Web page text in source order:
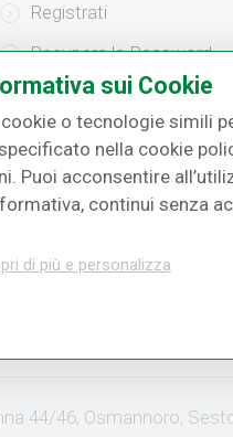
Registrati
Recupera la Password
Effettua un Reso
44/46, Osmannoro,
sui Cookie
o tecnologie simili
nella cookie
Puoi acconsentire
continui senza
di più e personalizza